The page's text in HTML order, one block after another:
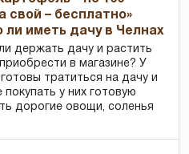
свой – бесплатно»
ли иметь дачу в Челнах
держать дачу и растить
в магазине? У
тратиться на дачу и
у них готовую
дорогие овощи, соленья